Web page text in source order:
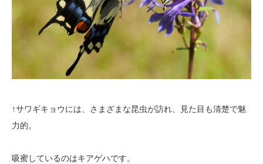
↑サワギキョウには、さまざまな昆虫が訪れ、見た目も清楚で魅
力的。
吸蜜しているのはキアゲハです。